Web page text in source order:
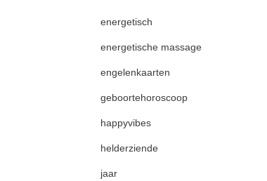
energetisch
energetische massage
engelenkaarten
geboortehoroscoop
happyvibes
helderziende
jaar